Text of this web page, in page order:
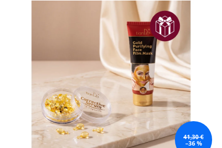
hviezdičiek.
41,30 €
–36 %